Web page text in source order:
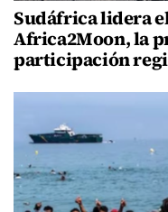
Sudáfrica lidera
Africa2Moon, la
participación